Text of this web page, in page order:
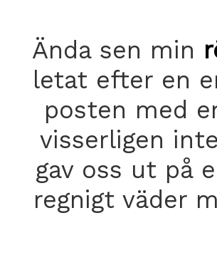
Ända sen min
letat efter en
posten med
visserligen
gav oss ut på
regnigt väder